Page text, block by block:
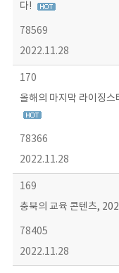
다!
78569
2022.11.28
170
올해의 마지막 라이징
78366
2022.11.28
169
충북의 교육 콘텐츠,
78405
2022.11.28